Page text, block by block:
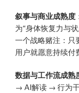
叙事与商业成熟度
为“身体恢复力与
一个战略赌注：只
用户就愿意持续付
数据与工作流成熟
→ AI解读 → 行为